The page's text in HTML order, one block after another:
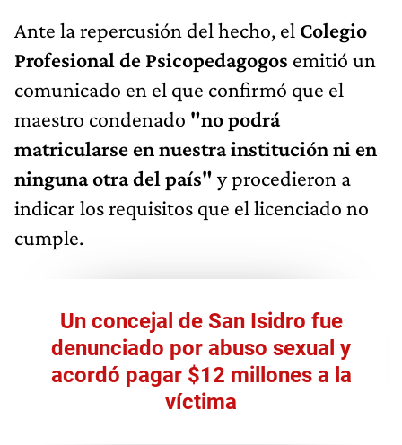
Ante la repercusión del hecho, el Colegio
Profesional de Psicopedagogos emitió un
comunicado en el que confirmó que el
maestro condenado "no podrá
matricularse en nuestra institución ni en
ninguna otra del país" y procedieron a
indicar los requisitos que el licenciado no
cumple.
Un concejal de San Isidro fue
denunciado por abuso sexual y
acordó pagar $12 millones a la
víctima